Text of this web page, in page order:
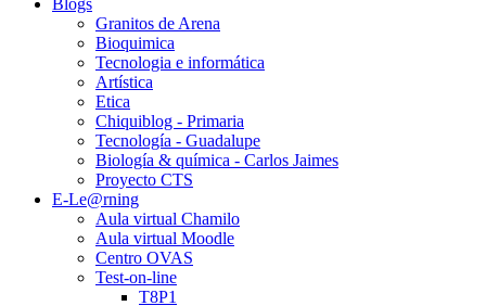
Granitos de Arena
Bioquimica
Tecnologia e informática
Artística
Etica
Chiquiblog - Primaria
Tecnología - Guadalupe
Biología & química - Carlos Jaimes
Proyecto CTS
E-Le@rning
Aula virtual Chamilo
Aula virtual Moodle
Centro OVAS
Test-on-line
T8P1